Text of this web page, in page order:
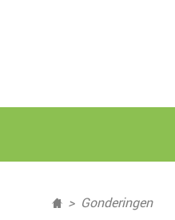
Gonderingen